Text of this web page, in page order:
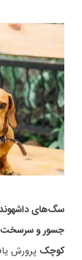
سگ‌های
جسور و سرسخت
کوچک پرورش